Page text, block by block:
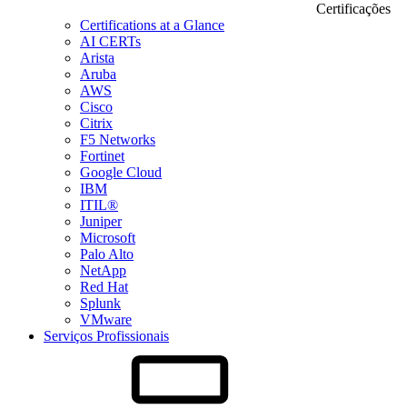
Certificações
Certifications at a Glance
AI CERTs
Arista
Aruba
AWS
Cisco
Citrix
F5 Networks
Fortinet
Google Cloud
IBM
ITIL®
Juniper
Microsoft
Palo Alto
NetApp
Red Hat
Splunk
VMware
Serviços Profissionais